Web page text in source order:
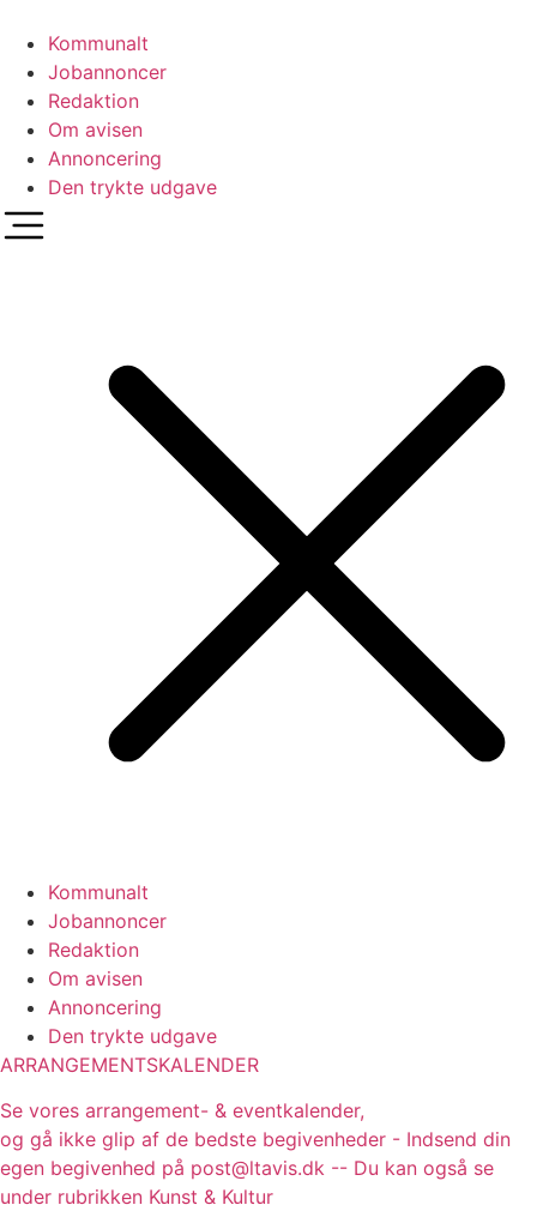
indhold
Kommunalt
Jobannoncer
Redaktion
Om avisen
Annoncering
Den trykte udgave
Kommunalt
Jobannoncer
Redaktion
Om avisen
Annoncering
Den trykte udgave
ARRANGEMENTSKALENDER
Se vores arrangement- & eventkalender,
og gå ikke glip af de bedste begivenheder - Indsend din
egen begivenhed på post@ltavis.dk -- Du kan også se
under rubrikken Kunst & Kultur